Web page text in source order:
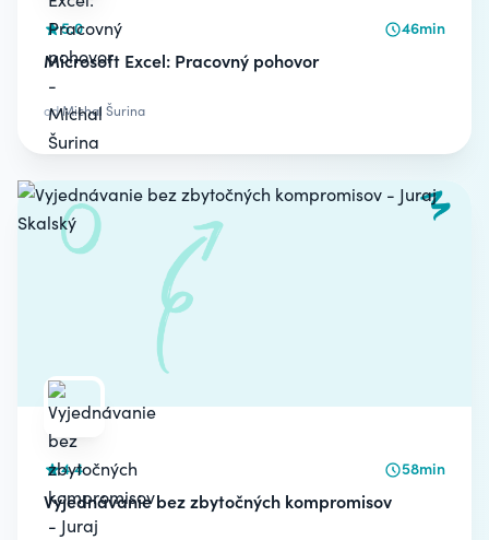
5.0 46min
Microsoft Excel: Pracovný pohovor
odMichal Šurina
4.4 58min
Vyjednávanie bez zbytočných kompromisov